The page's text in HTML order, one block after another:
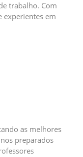
trabalho. Com
experientes em
as melhores
preparados